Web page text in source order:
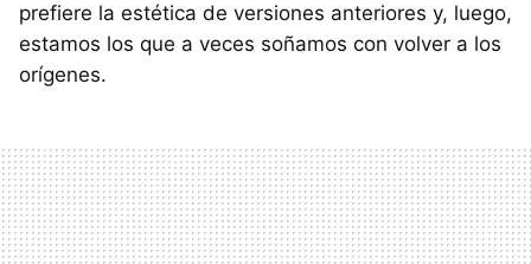
prefiere la estética de versiones anteriores y, luego,
estamos los que a veces soñamos con volver a los
orígenes.